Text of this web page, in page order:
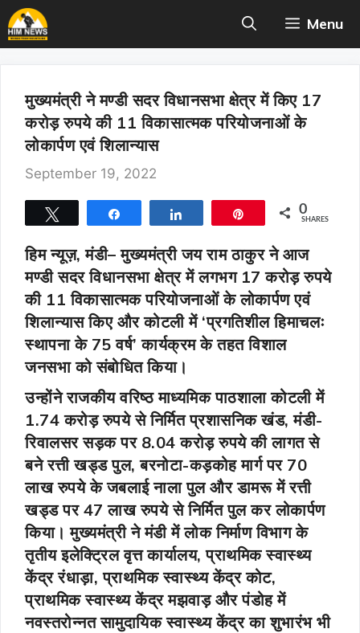
Skip
to
content
Menu
मुख्यमंत्री ने मण्डी सदर विधानसभा क्षेत्र में किए 17
करोड़ रुपये की 11 विकासात्मक परियोजनाओं के
लोकार्पण एवं शिलान्यास
September 19, 2022
0
SHARES
हिम न्यूज़, मंडी– मुख्यमंत्री जय राम ठाकुर ने आज
मण्डी सदर विधानसभा क्षेत्र में लगभग 17 करोड़ रुपये
की 11 विकासात्मक परियोजनाओं के लोकार्पण एवं
शिलान्यास किए और कोटली में ‘प्रगतिशील हिमाचलः
स्थापना के 75 वर्ष’ कार्यक्रम के तहत विशाल
जनसभा को संबोधित किया।
उन्होंने राजकीय वरिष्ठ माध्यमिक पाठशाला कोटली में
1.74 करोड़ रुपये से निर्मित प्रशासनिक खंड, मंडी-
रिवालसर सड़क पर 8.04 करोड़ रुपये की लागत से
बने रत्ती खड्ड पुल, बरनोटा-कड़कोह मार्ग पर 70
लाख रुपये के जबलाई नाला पुल और डामरू में रत्ती
खड्ड पर 47 लाख रुपये से निर्मित पुल कर लोकार्पण
किया। मुख्यमंत्री ने मंडी में लोक निर्माण विभाग के
तृतीय इलेक्ट्रिल वृत्त कार्यालय, प्राथमिक स्वास्थ्य
केंद्र रंधाड़ा, प्राथमिक स्वास्थ्य केंद्र कोट,
प्राथमिक स्वास्थ्य केंद्र मझवाड़ और पंडोह में
नवस्तरोन्नत सामुदायिक स्वास्थ्य केंद्र का शुभारंभ भी